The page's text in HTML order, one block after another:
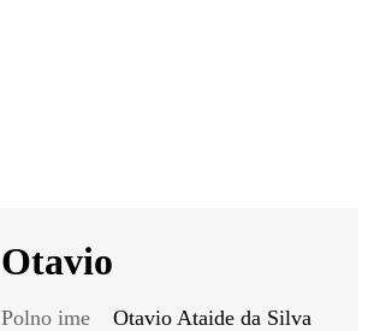
Otavio
Polno ime
Otavio Ataide da Silva